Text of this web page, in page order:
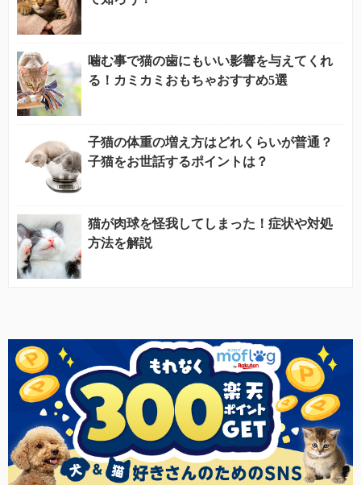
噛む事で猫の歯にもいい影響を与えてくれ
る！カミカミおもちゃおすすめ5選
子猫の体重の増え方はどれくらいが普通？
子猫をお世話するポイントは？
猫が肉球を怪我してしまった！症状や対処
方法を解説